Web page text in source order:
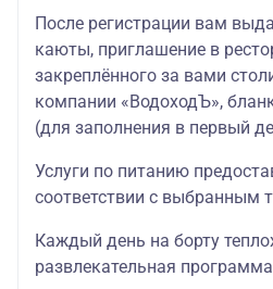
После регистрации вам
каюты, приглашение в
закреплённого за вами
компании «ВодоходЪ»,
(для заполнения в первый
Услуги по питанию
соответствии с выбранным
Каждый день на борту
развлекательная